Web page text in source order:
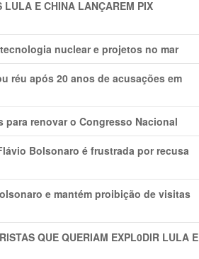
LULA E CHINA LANÇAREM PIX
nuclear e projetos no mar
réu após 20 anos de acusações em
renovar o Congresso Nacional
Bolsonaro é frustrada por recusa
e mantém proibição de visitas
QUE QUERIAM EXPL0DlR LULA E